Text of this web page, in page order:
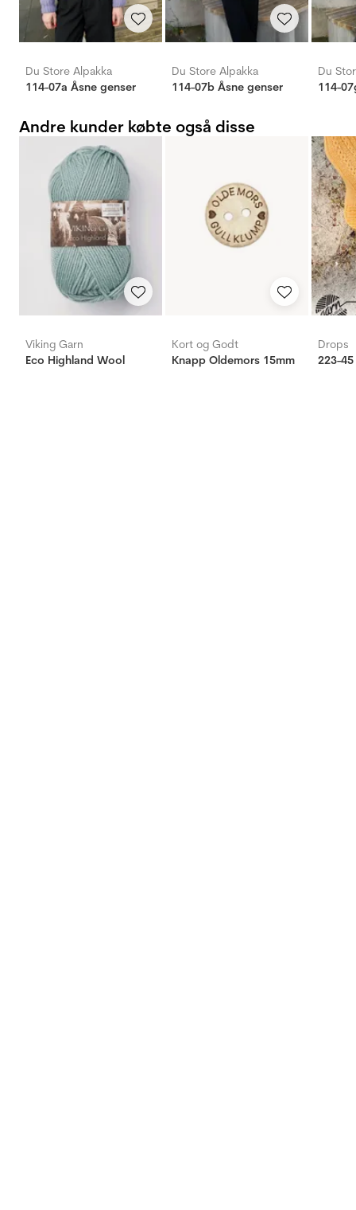
Du Store Alpakka
114-07a Åsne genser
Du Store Alpakka
114-07b Åsne genser
Du
114-
Andre kunder købte også disse
Viking Garn
Eco Highland Wool
Kort og Godt
Knapp Oldemors 15mm
Drops